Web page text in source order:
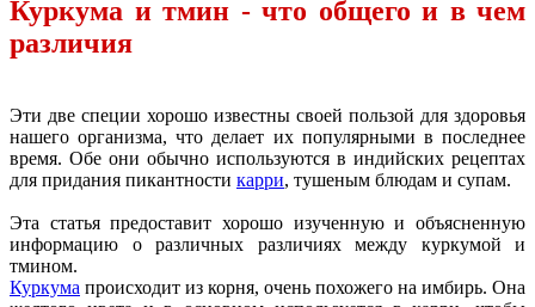
Куркума и тмин - что общего и в чем
различия
Эти две специи хорошо известны своей пользой для здоровья
нашего организма, что делает их популярными в последнее
время. Обе они обычно используются в индийских рецептах
для придания пикантности карри, тушеным блюдам и супам.
Эта статья предоставит хорошо изученную и объясненную
информацию о различных различиях между куркумой и
тмином.
Куркума происходит из корня, очень похожего на имбирь. Она